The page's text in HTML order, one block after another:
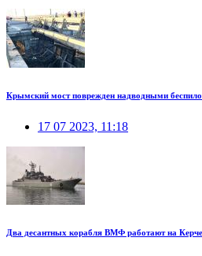
Крымский мост поврежден надводными
17 07 2023, 11:18
Два десантных корабля ВМФ работают на